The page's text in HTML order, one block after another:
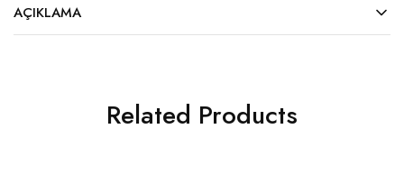
AÇIKLAMA
Related Products